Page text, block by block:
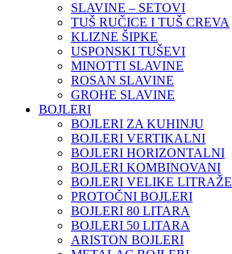
SLAVINE – SETOVI
TUŠ RUČICE I TUŠ CREVA
KLIZNE ŠIPKE
USPONSKI TUŠEVI
MINOTTI SLAVINE
ROSAN SLAVINE
GROHE SLAVINE
BOJLERI
BOJLERI ZA KUHINJU
BOJLERI VERTIKALNI
BOJLERI HORIZONTALNI
BOJLERI KOMBINOVANI
BOJLERI VELIKE LITRAŽE
PROTOČNI BOJLERI
BOJLERI 80 LITARA
BOJLERI 50 LITARA
ARISTON BOJLERI